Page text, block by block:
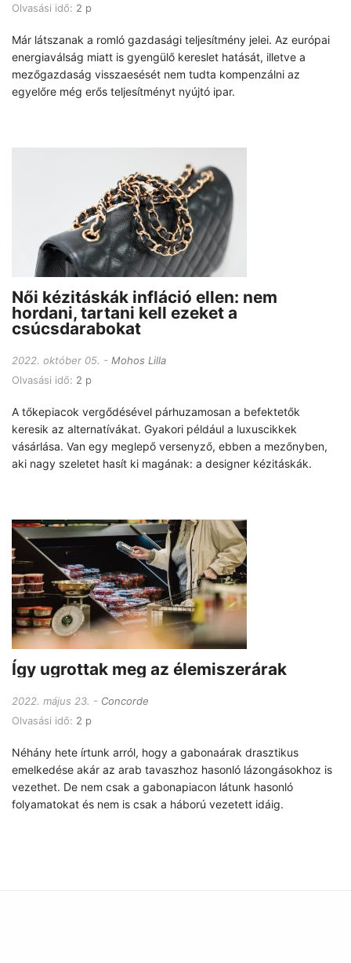
Olvasási idő: 2 p
Már látszanak a romló gazdasági teljesítmény jelei. Az európai
energiaválság miatt is gyengülő kereslet hatását, illetve a
mezőgazdaság visszaesését nem tudta kompenzálni az
egyelőre még erős teljesítményt nyújtó ipar.
Női kézitáskák infláció ellen: nem
hordani, tartani kell ezeket a
csúcsdarabokat
2022. október 05.
Mohos Lilla
Olvasási idő: 2 p
A tőkepiacok vergődésével párhuzamosan a befektetők
keresik az alternatívákat. Gyakori például a luxuscikkek
vásárlása. Van egy meglepő versenyző, ebben a mezőnyben,
aki nagy szeletet hasít ki magának: a designer kézitáskák.
Így ugrottak meg az élemiszerárak
2022. május 23.
Concorde
Olvasási idő: 2 p
Néhány hete írtunk arról, hogy a gabonaárak drasztikus
emelkedése akár az arab tavaszhoz hasonló lázongásokhoz is
vezethet. De nem csak a gabonapiacon látunk hasonló
folyamatokat és nem is csak a háború vezetett idáig.